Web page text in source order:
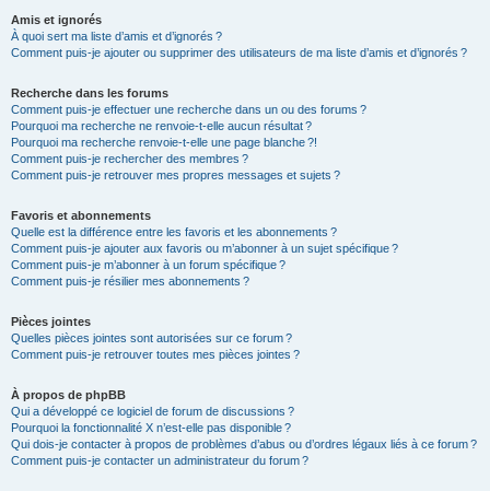
Amis et ignorés
À quoi sert ma liste d’amis et d’ignorés ?
Comment puis-je ajouter ou supprimer des utilisateurs de ma liste d’amis et d’ignorés ?
Recherche dans les forums
Comment puis-je effectuer une recherche dans un ou des forums ?
Pourquoi ma recherche ne renvoie-t-elle aucun résultat ?
Pourquoi ma recherche renvoie-t-elle une page blanche ?!
Comment puis-je rechercher des membres ?
Comment puis-je retrouver mes propres messages et sujets ?
Favoris et abonnements
Quelle est la différence entre les favoris et les abonnements ?
Comment puis-je ajouter aux favoris ou m’abonner à un sujet spécifique ?
Comment puis-je m’abonner à un forum spécifique ?
Comment puis-je résilier mes abonnements ?
Pièces jointes
Quelles pièces jointes sont autorisées sur ce forum ?
Comment puis-je retrouver toutes mes pièces jointes ?
À propos de phpBB
Qui a développé ce logiciel de forum de discussions ?
Pourquoi la fonctionnalité X n’est-elle pas disponible ?
Qui dois-je contacter à propos de problèmes d’abus ou d’ordres légaux liés à ce forum ?
Comment puis-je contacter un administrateur du forum ?